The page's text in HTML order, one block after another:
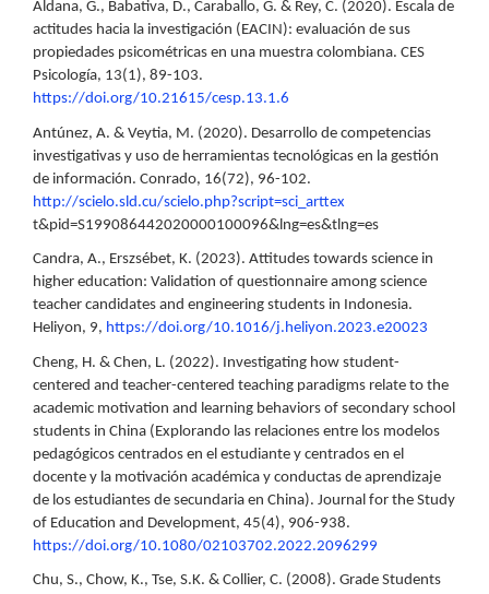
Aldana, G., Babativa, D., Caraballo, G. & Rey, C. (2020). Escala de
actitudes hacia la investigación (EACIN): evaluación de sus
propiedades psicométricas en una muestra colombiana. CES
Psicología, 13(1), 89-103.
https://doi.org/10.21615/cesp.13.1.6
Antúnez, A. & Veytia, M. (2020). Desarrollo de competencias
investigativas y uso de herramientas tecnológicas en la gestión
de información. Conrado, 16(72), 96-102.
http://scielo.sld.cu/scielo.php?script=sci_arttex
t&pid=S199086442020000100096&lng=es&tlng=es
Candra, A., Erszsébet, K. (2023). Attitudes towards science in
higher education: Validation of questionnaire among science
teacher candidates and engineering students in Indonesia.
Heliyon, 9, https://doi.org/10.1016/j.heliyon.2023.e20023
Cheng, H. & Chen, L. (2022). Investigating how student-
centered and teacher-centered teaching paradigms relate to the
academic motivation and learning behaviors of secondary school
students in China (Explorando las relaciones entre los modelos
pedagógicos centrados en el estudiante y centrados en el
docente y la motivación académica y conductas de aprendizaje
de los estudiantes de secundaria en China). Journal for the Study
of Education and Development, 45(4), 906-938.
https://doi.org/10.1080/02103702.2022.2096299
Chu, S., Chow, K., Tse, S.K. & Collier, C. (2008). Grade Students